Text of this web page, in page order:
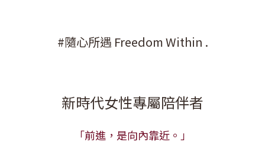
#隨心所遇 Freedom Within .
新時代女性專屬陪伴者
「前進，是向內靠近。」